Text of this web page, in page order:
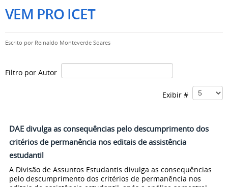
VEM PRO ICET
Escrito por Reinaldo Monteverde Soares
Filtro por Autor
Exibir #
DAE divulga as consequências pelo descumprimento dos
critérios de permanência nos editais de assistência
estudantil
A Divisão de Assuntos Estudantis divulga as consequências
pelo descumprimento dos critérios de permanência nos